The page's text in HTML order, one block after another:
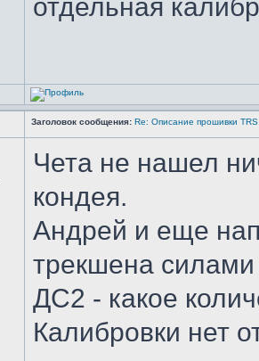
отдельная
Заголовок сообщения: Re: Описание прошивки
Чета не нашел
кондея.
Андрей и еще
трекшена силами
ДС2 - какое
Калибровки нет